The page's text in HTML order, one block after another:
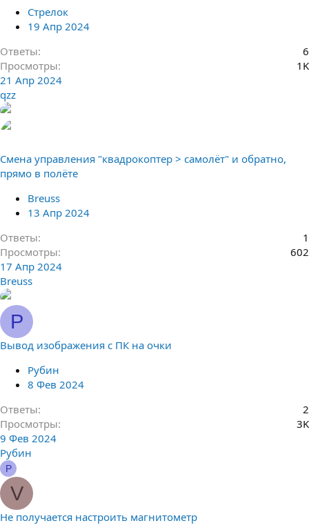
Стрелок
19 Апр 2024
Ответы
6
Просмотры
1K
21 Апр 2024
qzz
Смена управления "квадрокоптер > самолёт" и обратно,
прямо в полёте
Breuss
13 Апр 2024
Ответы
1
Просмотры
602
17 Апр 2024
Breuss
Р
Вывод изображения с ПК на очки
Рубин
8 Фев 2024
Ответы
2
Просмотры
3K
9 Фев 2024
Рубин
Р
V
Не получается настроить магнитометр